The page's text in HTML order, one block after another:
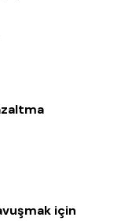
için